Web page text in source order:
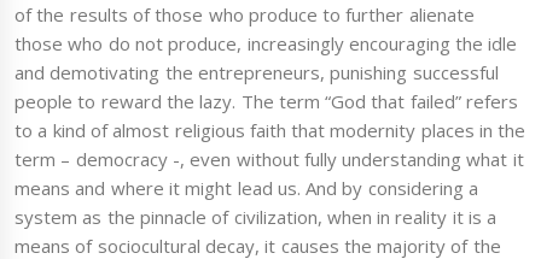
of the results of those who produce to further alienate
those who do not produce, increasingly encouraging the idle
and demotivating the entrepreneurs, punishing successful
people to reward the lazy. The term “God that failed” refers
to a kind of almost religious faith that modernity places in the
term – democracy -, even without fully understanding what it
means and where it might lead us. And by considering a
system as the pinnacle of civilization, when in reality it is a
means of sociocultural decay, it causes the majority of the